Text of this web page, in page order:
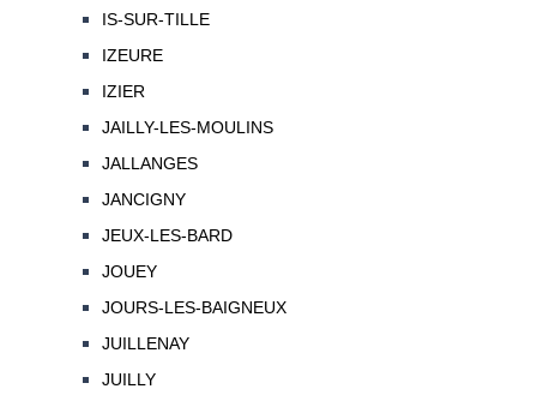
IS-SUR-TILLE
IZEURE
IZIER
JAILLY-LES-MOULINS
JALLANGES
JANCIGNY
JEUX-LES-BARD
JOUEY
JOURS-LES-BAIGNEUX
JUILLENAY
JUILLY